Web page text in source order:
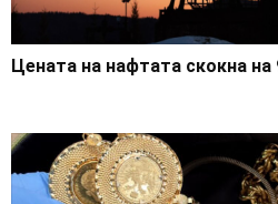
Цената на нафтата скокна на